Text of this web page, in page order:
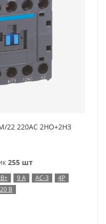
22 220AC 2НО+2НЗ
255 шт
9 А AC-3
4P
В